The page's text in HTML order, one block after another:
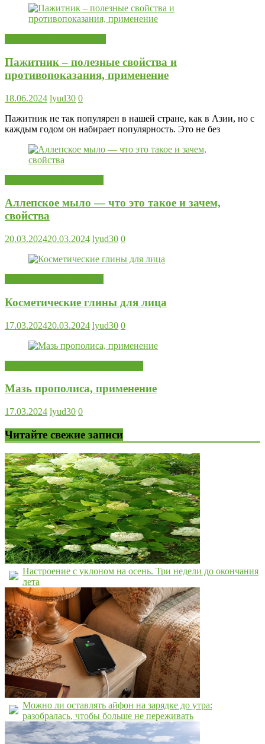
Пажитник – полезные свойства и
противопоказания, применение
18.06.2024 lyud30 0
Пажитник не так популярен в нашей стране, как в Азии, но с
каждым годом он набирает популярность. Это не без
Аллепское мыло — что это такое и зачем,
свойства
20.03.202420.03.2024 lyud30 0
Косметические глины для лица
17.03.202420.03.2024 lyud30 0
Мазь прополиса, применение
17.03.2024 lyud30 0
Читайте свежие записи
Настроение с уклоном на осень. Три недели до окончания
лета
Можно ли оставлять айфон на зарядке до утра:
разобралась, чтобы больше не переживать